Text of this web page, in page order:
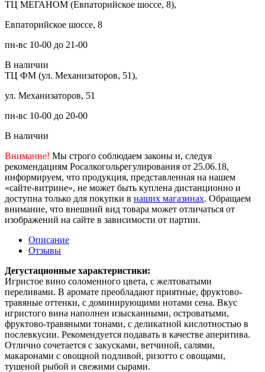
ТЦ МЕГАНОМ (Евпаторийское шоссе, 8),
Евпаторийское шоссе, 8
пн-вс 10-00 до 21-00
В наличии
ТЦ ФМ (ул. Механизаторов, 51),
ул. Механизаторов, 51
пн-вс 10-00 до 20-00
В наличии
Внимание! Мы строго соблюдаем законы и, следуя
рекомендациям Росалкогольрегулирования от 25.06.18,
информируем, что продукция, представленная на нашем
«сайте-витрине», не может быть куплена дистанционно и
доступна только для покупки в наших магазинах. Обращаем
внимание, что внешний вид товара может отличаться от
изображений на сайте в зависимости от партии.
Описание
Отзывы
Дегустационные характеристики:
Игристое вино соломенного цвета, с желтоватыми
переливами. В аромате преобладают приятные, фруктово-
травяные оттенки, с доминирующими нотами сена. Вкус
игристого вина наполнен изысканными, островатыми,
фруктово-травяными тонами, с деликатной кислотностью в
послевкусии. Рекомендуется подавать в качестве аперитива.
Отлично сочетается с закусками, ветчиной, салями,
макаронами с овощной подливой, ризотто с овощами,
тушеной рыбой и свежими сырами.